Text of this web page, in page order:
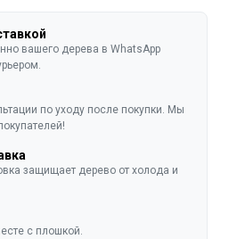
вашего дерева в WhatsApp
по уходу после покупки. Мы
защищает дерево от холода и
с плошкой.